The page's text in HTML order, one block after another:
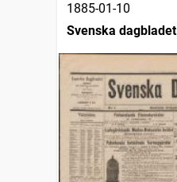
1885-01-10
Svenska dagbladet